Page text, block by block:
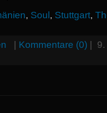
, Soul , Stuttgart,
Kommentare (0)